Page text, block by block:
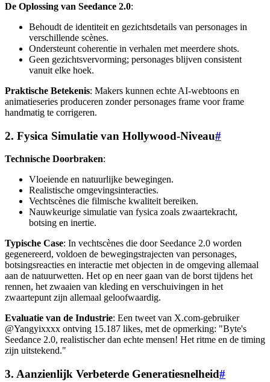
De Oplossing van Seedance 2.0:
Behoudt de identiteit en gezichtsdetails van personages in
verschillende scènes.
Ondersteunt coherentie in verhalen met meerdere shots.
Geen gezichtsvervorming; personages blijven consistent
vanuit elke hoek.
Praktische Betekenis: Makers kunnen echte AI-webtoons en
animatieseries produceren zonder personages frame voor frame
handmatig te corrigeren.
2. Fysica Simulatie van Hollywood-Niveau#
Technische Doorbraken:
Vloeiende en natuurlijke bewegingen.
Realistische omgevingsinteracties.
Vechtscènes die filmische kwaliteit bereiken.
Nauwkeurige simulatie van fysica zoals zwaartekracht,
botsing en inertie.
Typische Case: In vechtscènes die door Seedance 2.0 worden
gegenereerd, voldoen de bewegingstrajecten van personages,
botsingsreacties en interactie met objecten in de omgeving allemaal
aan de natuurwetten. Het op en neer gaan van de borst tijdens het
rennen, het zwaaien van kleding en verschuivingen in het
zwaartepunt zijn allemaal geloofwaardig.
Evaluatie van de Industrie: Een tweet van X.com-gebruiker
@Yangyixxxx ontving 15.187 likes, met de opmerking: "Byte's
Seedance 2.0, realistischer dan echte mensen! Het ritme en de timing
zijn uitstekend."
3. Aanzienlijk Verbeterde Generatiesnelheid#